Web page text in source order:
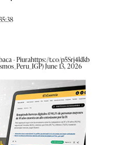
- Piurahttps://t.co/p5Srj4klkb
June 13, 2026